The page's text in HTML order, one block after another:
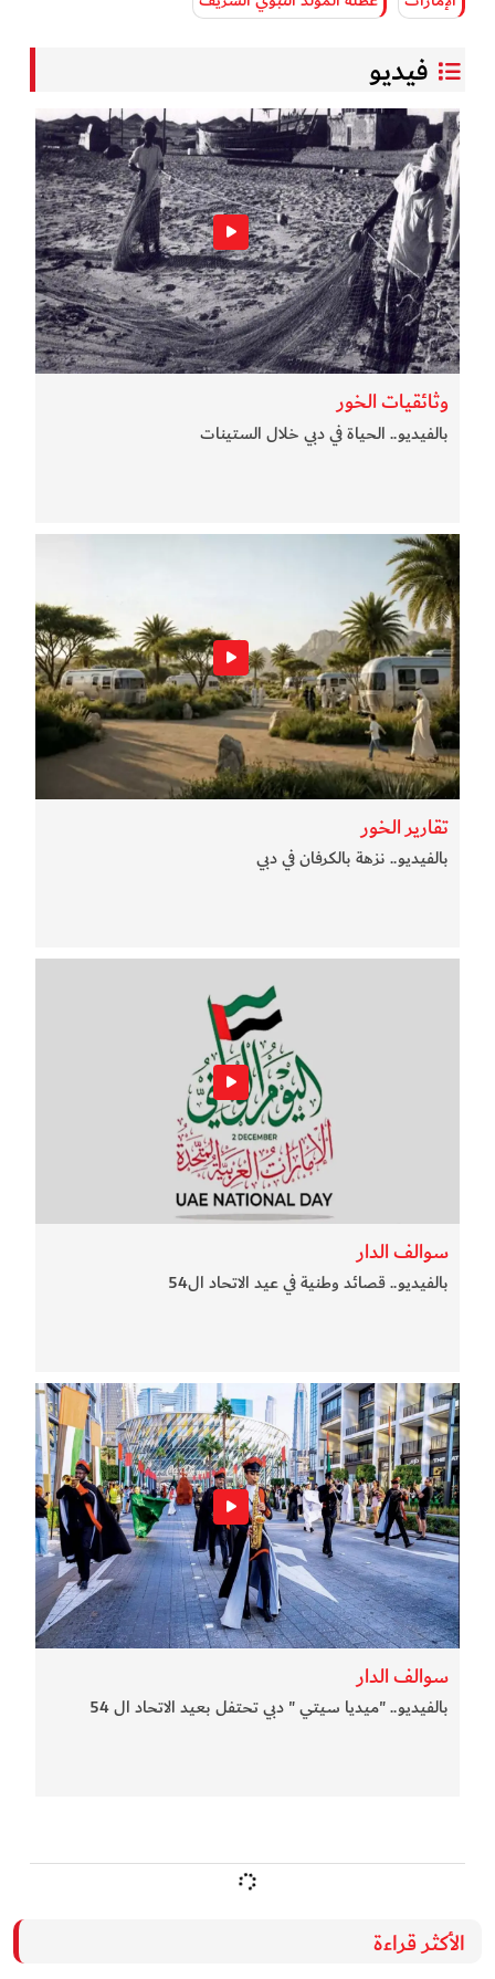
فيديو
وثائقيات الخور
بالفيديو.. الحياة في دبي خلال الستينات
تقارير الخور
بالفيديو.. نزهة بالكرفان في دبي
سوالف الدار
بالفيديو.. قصائد وطنية في عيد الاتحاد ال54
سوالف الدار
بالفيديو.. "ميديا سيتي " دبي تحتفل بعيد الاتحاد ال 54
الأكثر قراءة